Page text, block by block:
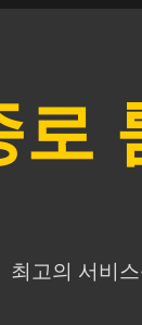
로
최고의 서비